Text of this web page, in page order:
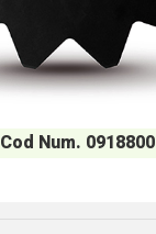
Cod Num. 0918800